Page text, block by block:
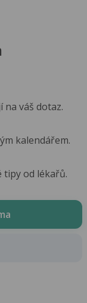
na váš dotaz.
kalendářem.
tipy od lékařů.